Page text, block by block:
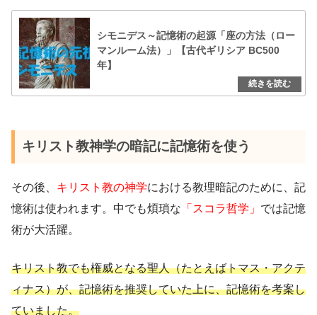
シモニデス～記憶術の起源「座の方法（ロー
マンルーム法）」【古代ギリシア BC500
年】
キリスト教神学の暗記に記憶術を使う
その後、 キリスト教の神学における教理暗記のために、記
憶術は使われます。中でも煩瑣な 「スコラ哲学」 では記憶
術が大活躍。
キリスト教でも権威となる聖人（たとえばトマス・アクテ
ィナス）が、記憶術を推奨していた上に、記憶術を考案し
ていました。